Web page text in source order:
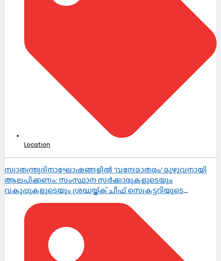
Location
സ്വാതന്ത്ര്യദിനാഘോഷങ്ങളിൽ ‘വന്ദേമാതരം’ മുഴുവനായി
ആലപിക്കണം: സംസ്ഥാന സർക്കാരുകളുടെയും
വകുപ്പുകളുടെയും ശ്രദ്ധയ്ക്ക് ചീഫ് സെക്രട്ടറിയുടെ
നിർദ്ദേശം